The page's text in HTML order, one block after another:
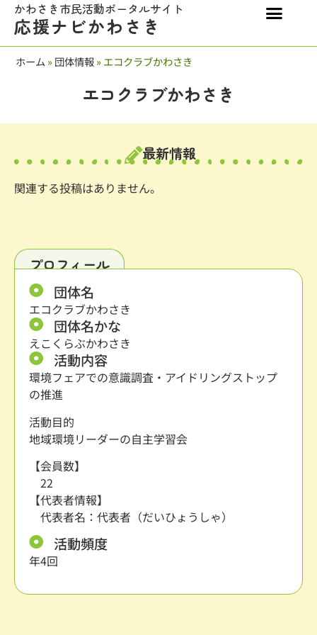
かわさき市民活動ポータルサイト
応援ナビかわさき
ホーム »団体情報»エコクラブかわさき
エコクラブかわさき
最新情報
関連する投稿はありません。
プロフィール
団体名
エコクラブかわさき
団体名かな
えこくらぶかわさき
活動内容
環境フェアでの意識調査・アイドリングストップ
の推進
活動目的
地域環境リーダーの自主学習会
【会員数】
22
【代表者情報】
代表者名：代表者（だいひょうしゃ）
活動頻度
年4回